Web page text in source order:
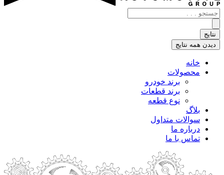
جستجو
.
.
.
نتایج
دیدن همه نتایج
خانه
محصولات
برند خودرو
برند قطعات
نوع قطعه
بلاگ
سوالات متداول
درباره ما
تماس با ما